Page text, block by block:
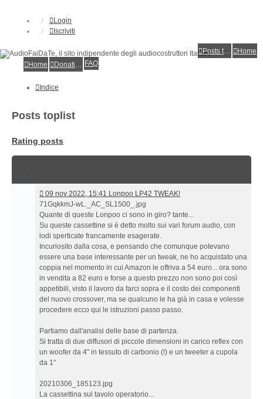
Login
Iscriviti
Posts toplist
Home
Home
Donations FAQ
Indice
Posts toplist
Rating posts
09
nov
2022,
15:41 Lonpoo
LP42
TWEAK!
09 nov 2022, 15:41 Lonpoo LP42 TWEAK!
71GqkkmJ-wL._AC_SL1500_.jpg
Quante di queste Lonpoo ci sono in giro? tante...
Su queste cassettine si è detto molto sui vari forum audio, con
lodi sperticate francamente esagerate.
Incuriosito dalla cosa, e pensando che comunque potevano
essere una base interessante per un tweak, ne ho acquistato una
coppia nel momento in cui Amazon le offriva a 54 euro... ora sono
in vendita a 82 euro e forse a questo prezzo non sono poi così
appetibili, visto il lavoro da farci sopra e il costo dei componenti
del nuovo crossover, ma se qualcuno le ha già in casa e volesse
procedere ecco qui le istruzioni passo passo.
Partiamo dall'analisi delle base di partenza.
Si tratta di due diffusori di piccole dimensioni in carico reflex con
un woofer da 4" in tessuto di carbonio (!) e un tweeter a cupola
da 1"
20210306_185123.jpg
La cassettina sul tavolo operatorio...